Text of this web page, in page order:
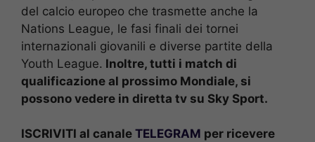
del calcio europeo che trasmette anche la
Nations League, le fasi finali dei tornei
internazionali giovanili e diverse partite della
Youth League. Inoltre, tutti i match di
qualificazione al prossimo Mondiale, si
possono vedere in diretta tv su Sky Sport.
ISCRIVITI al canale TELEGRAM per ricevere